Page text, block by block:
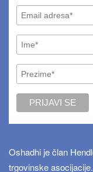
Oshadhi je član
trgovinske asocijacije.